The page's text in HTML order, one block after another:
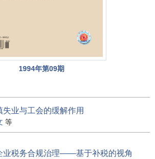
1994年第09期
业与工会的缓解作用
等
业税务合规治理——基于补税的视角